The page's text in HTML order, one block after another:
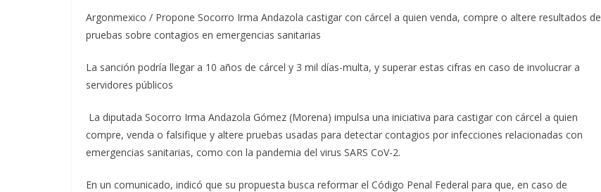
Argonmexico / Propone Socorro Irma Andazola castigar con cárcel a quien venda, compre o altere resultados de
pruebas sobre contagios en emergencias sanitarias
La sanción podría llegar a 10 años de cárcel y 3 mil días-multa, y superar estas cifras en caso de involucrar a
servidores públicos
La diputada Socorro Irma Andazola Gómez (Morena) impulsa una iniciativa para castigar con cárcel a quien
compre, venda o falsifique y altere pruebas usadas para detectar contagios por infecciones relacionadas con
emergencias sanitarias, como con la pandemia del virus SARS CoV-2.
En un comunicado, indicó que su propuesta busca reformar el Código Penal Federal para que, en caso de